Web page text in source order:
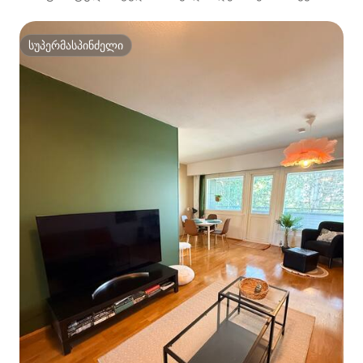
სუპერმასპინძელი
სუპერმასპინძელი